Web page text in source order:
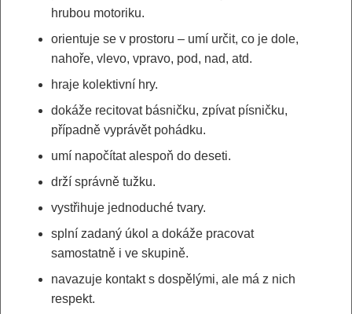
hrubou motoriku.
orientuje se v prostoru – umí určit, co je dole,
nahoře, vlevo, vpravo, pod, nad, atd.
hraje kolektivní hry.
dokáže recitovat básničku, zpívat písničku,
případně vyprávět pohádku.
umí napočítat alespoň do deseti.
drží správně tužku.
vystřihuje jednoduché tvary.
splní zadaný úkol a dokáže pracovat
samostatně i ve skupině.
navazuje kontakt s dospělými, ale má z nich
respekt.